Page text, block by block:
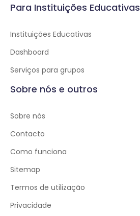
Para Instituições Educativas
Instituições Educativas
Dashboard
Serviços para grupos
Sobre nós e outros
Sobre nós
Contacto
Como funciona
Sitemap
Termos de utilização
Privacidade